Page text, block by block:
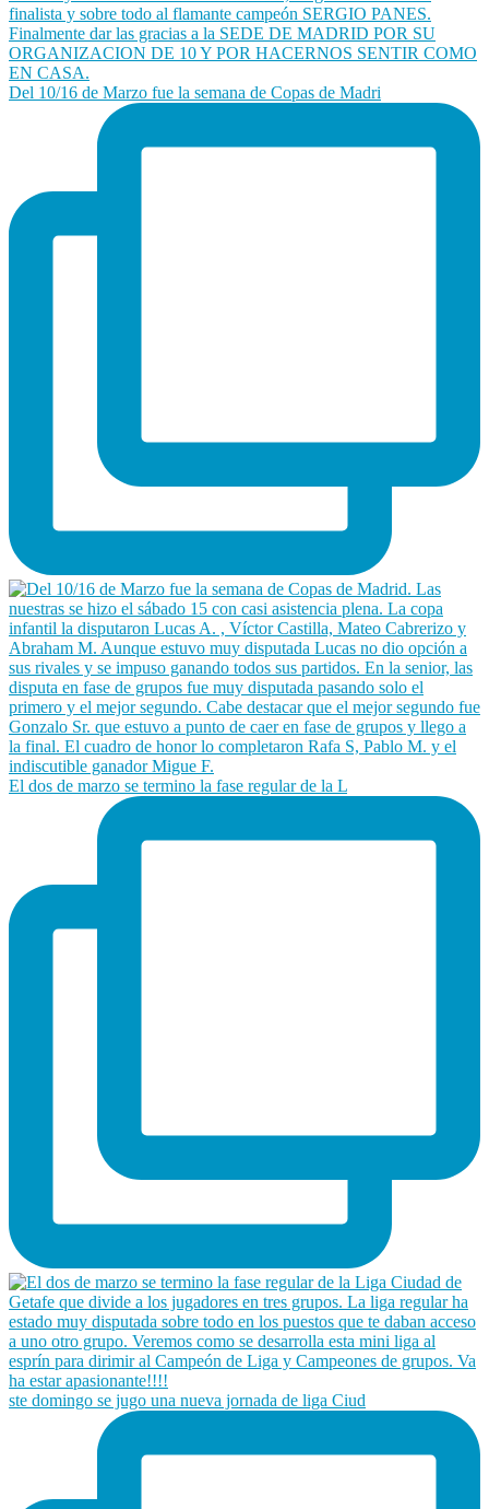
Del 10/16 de Marzo fue la semana de Copas de Madri
El dos de marzo se termino la fase regular de la L
ste domingo se jugo una nueva jornada de liga Ciud